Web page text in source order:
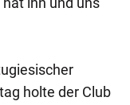
holte der Club